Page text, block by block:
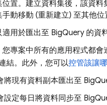
位置。建立資料集後，該資
動移動 (重新建立) 至其他位
適用於匯出至 BigQuery 的資
您專案中所有的應用程式都會
結。此外，您可以控管該讓
將現有資料副本匯出至
設定每日將資料同步至